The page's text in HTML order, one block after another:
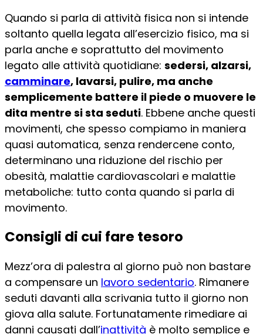
Quando si parla di attività fisica non si intende
soltanto quella legata all’esercizio fisico, ma si
parla anche e soprattutto del movimento
legato alle attività quotidiane: sedersi, alzarsi,
camminare, lavarsi, pulire, ma anche
semplicemente battere il piede o muovere le
dita mentre si sta seduti. Ebbene anche questi
movimenti, che spesso compiamo in maniera
quasi automatica, senza rendercene conto,
determinano una riduzione del rischio per
obesità, malattie cardiovascolari e malattie
metaboliche: tutto conta quando si parla di
movimento.
Consigli di cui fare tesoro
Mezz’ora di palestra al giorno può non bastare
a compensare un lavoro sedentario. Rimanere
seduti davanti alla scrivania tutto il giorno non
giova alla salute. Fortunatamente rimediare ai
danni causati dall’inattività è molto semplice e